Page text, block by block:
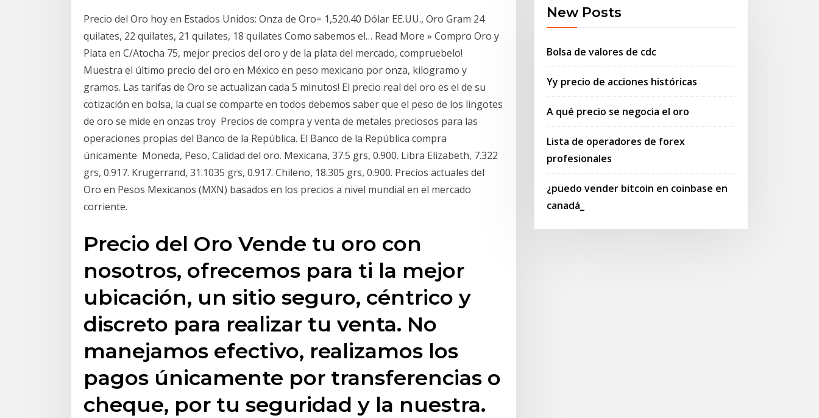
Precio del Oro hoy en Estados Unidos: Onza de Oro= 1,520.40 Dólar EE.UU., Oro Gram 24
quilates, 22 quilates, 21 quilates, 18 quilates Como sabemos el… Read More » Compro Oro y
Plata en C/Atocha 75, mejor precios del oro y de la plata del mercado, compruebelo!
Muestra el último precio del oro en México en peso mexicano por onza, kilogramo y
gramos. Las tarifas de Oro se actualizan cada 5 minutos! El precio real del oro es el de su
cotización en bolsa, la cual se comparte en todos debemos saber que el peso de los lingotes
de oro se mide en onzas troy Precios de compra y venta de metales preciosos para las
operaciones propias del Banco de la República. El Banco de la República compra
únicamente Moneda, Peso, Calidad del oro. Mexicana, 37.5 grs, 0.900. Libra Elizabeth, 7.322
grs, 0.917. Krugerrand, 31.1035 grs, 0.917. Chileno, 18.305 grs, 0.900. Precios actuales del
Oro en Pesos Mexicanos (MXN) basados en los precios a nivel mundial en el mercado
corriente.
Precio del Oro Vende tu oro con
nosotros, ofrecemos para ti la mejor
ubicación, un sitio seguro, céntrico y
discreto para realizar tu venta. No
manejamos efectivo, realizamos los
pagos únicamente por transferencias o
cheque, por tu seguridad y la nuestra.
New Posts
Bolsa de valores de cdc
Yy precio de acciones históricas
A qué precio se negocia el oro
Lista de operadores de forex
profesionales
¿puedo vender bitcoin en coinbase en
canadá_